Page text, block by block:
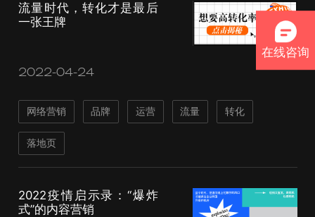
流量时代，转化才是最后
一张王牌
2022-04-24
网络营销 品牌 运营 流量 转化
落地页
2022疫情启示录：“爆炸
式”的内容营销
在线咨询